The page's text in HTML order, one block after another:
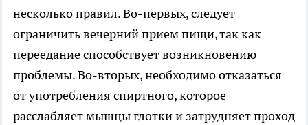
несколько правил. Во-первых, следует
ограничить вечерний прием пищи, так как
переедание способствует возникновению
проблемы. Во-вторых, необходимо отказаться
от употребления спиртного, которое
расслабляет мышцы глотки и затрудняет проход